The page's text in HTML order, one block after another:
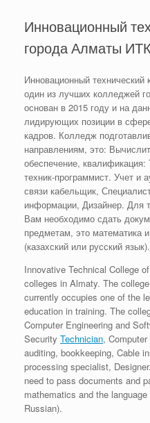
Инновационный
города Алматы
Инновационный
один из лучших колледжей
основан в 2015 году и на
лидирующих позиции в
кадров. Колледж
направлениям, это:
обеспечение,
техник-программист. Учет и
связи кабельщик,
информации, Дизайнер. Для
Вам необходимо сдать
предметам, это математика
(казахский или русский язык).
Innovative Technical College
colleges in Almaty. The
currently occupies one of the
education in training. The
Computer Engineering and
Security Technician,
auditing, bookkeeping, Cable
processing specialist,
need to pass documents and
mathematics and the
Russian).